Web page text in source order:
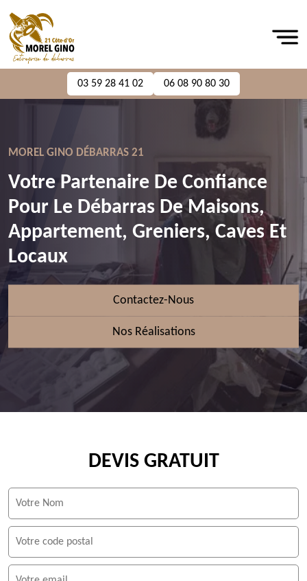
03 59 28 41 02 06 08 90 80 30
MOREL GINO DÉBARRAS 21
Votre Partenaire De Confiance
Pour Le Débarras De Maisons,
Appartement, Greniers, Caves Et
Locaux
Contactez-Nous
Nos Réalisations
DEVIS GRATUIT